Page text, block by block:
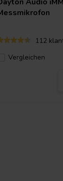
112
Vergleichen